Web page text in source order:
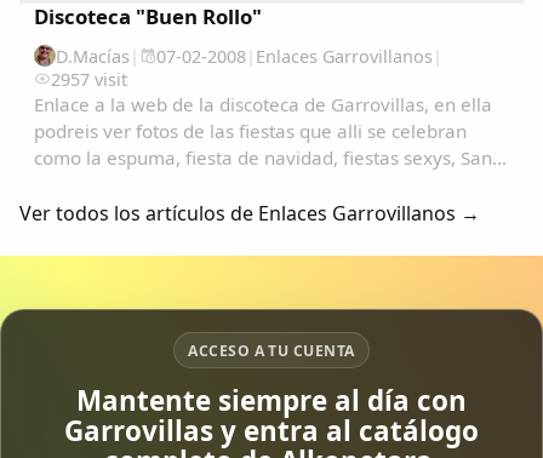
Discoteca "Buen Rollo"
D.Macías | 07-02-2008| Enlaces Garrovillanos |
2957 visit
Enlace a la web de la discoteca de Garrovillas, en ella
podreis ver fotos de las fiestas que alli se celebran
como la espuma, fiesta de navidad, fiestas sexys, San
Ver todos los artículos de Enlaces Garrovillanos →
ACCESO A TU CUENTA
Mantente siempre al día con
Garrovillas y entra al catálogo